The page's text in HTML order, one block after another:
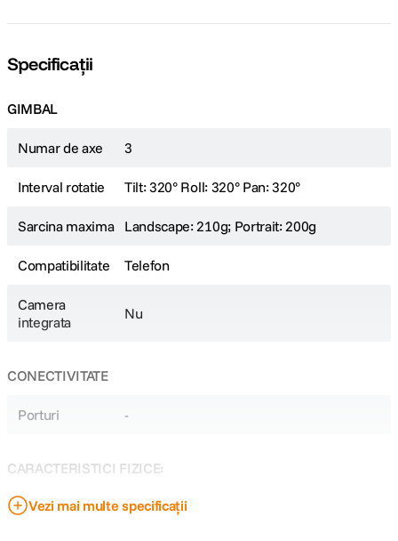
Specificații
GIMBAL
Numar de axe 3
Interval rotatie Tilt: 320° Roll: 320° Pan: 320°
Sarcina maxima Landscape: 210g; Portrait: 200g
Compatibilitate Telefon
Camera
integrata
Nu
CONECTIVITATE
Porturi -
CARACTERISTICI FIZICE:
Dimensiuni 118x110.5x323mm
Vezi mai multe specificații